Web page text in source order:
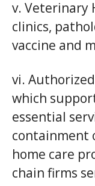
v. Veterinary
clinics,
vaccine and
vi.
which
essential
containment
home care
chain firms